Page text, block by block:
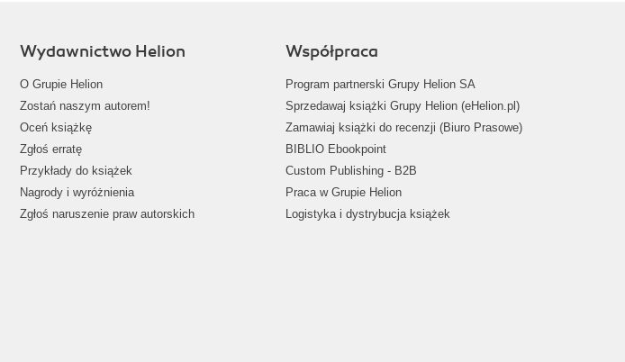
Wydawnictwo Helion
O Grupie Helion
Zostań naszym autorem!
Oceń książkę
Zgłoś erratę
Przykłady do książek
Nagrody i wyróżnienia
Zgłoś naruszenie praw autorskich
Współpraca
Program partnerski Grupy Helion SA
Sprzedawaj książki Grupy Helion (eHelion.pl)
Zamawiaj książki do recenzji (Biuro Prasowe)
BIBLIO Ebookpoint
Custom Publishing - B2B
Praca w Grupie Helion
Logistyka i dystrybucja książek